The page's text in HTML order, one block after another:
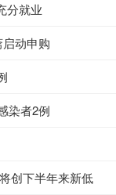
分就业
动申购
染者2例
创下半年来新低